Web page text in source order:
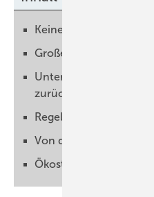
Keine klare
Große Projekte liegen
Unternehmen ziehen
zurück
Regeln für Speicher
Von den
Ökostrom statt Gas